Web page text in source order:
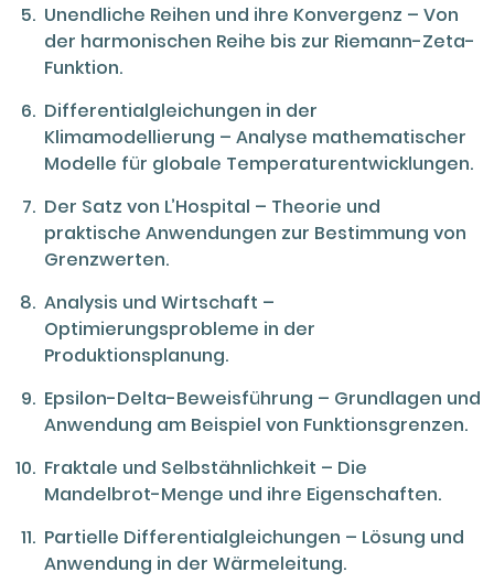
Unendliche Reihen und ihre Konvergenz – Von
der harmonischen Reihe bis zur Riemann-Zeta-
Funktion.
Differentialgleichungen in der
Klimamodellierung – Analyse mathematischer
Modelle für globale Temperaturentwicklungen.
Der Satz von L’Hospital – Theorie und
praktische Anwendungen zur Bestimmung von
Grenzwerten.
Analysis und Wirtschaft –
Optimierungsprobleme in der
Produktionsplanung.
Epsilon-Delta-Beweisführung – Grundlagen und
Anwendung am Beispiel von Funktionsgrenzen.
Fraktale und Selbstähnlichkeit – Die
Mandelbrot-Menge und ihre Eigenschaften.
Partielle Differentialgleichungen – Lösung und
Anwendung in der Wärmeleitung.